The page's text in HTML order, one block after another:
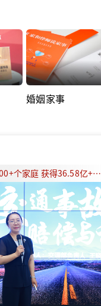
婚姻家事
已帮助 20000+个家庭 获得36.58亿+赔偿款